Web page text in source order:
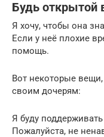
Будь открытой
Я хочу, чтобы она
Если у неё плохие
помощь.
Вот некоторые
своим дочерям:
Я буду
Пожалуйста, не